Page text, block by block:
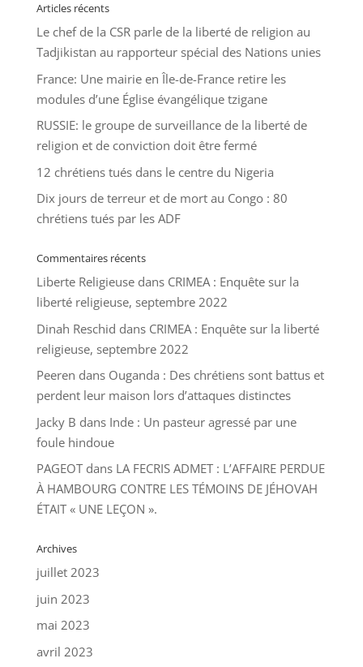
Articles récents
Le chef de la CSR parle de la liberté de religion au
Tadjikistan au rapporteur spécial des Nations unies
France: Une mairie en Île-de-France retire les
modules d’une Église évangélique tzigane
RUSSIE: le groupe de surveillance de la liberté de
religion et de conviction doit être fermé
12 chrétiens tués dans le centre du Nigeria
Dix jours de terreur et de mort au Congo : 80
chrétiens tués par les ADF
Commentaires récents
Liberte Religieusedans CRIMEA : Enquête sur la
liberté religieuse, septembre 2022
Dinah Reschid dans CRIMEA : Enquête sur la liberté
religieuse, septembre 2022
Peeren dans Ouganda : Des chrétiens sont battus et
perdent leur maison lors d’attaques distinctes
Jacky B dans Inde : Un pasteur agressé par une
foule hindoue
PAGEOTdans LA FECRIS ADMET : L’AFFAIRE PERDUE
À HAMBOURG CONTRE LES TÉMOINS DE JÉHOVAH
ÉTAIT « UNE LEÇON ».
Archives
juillet 2023
juin 2023
mai 2023
avril 2023